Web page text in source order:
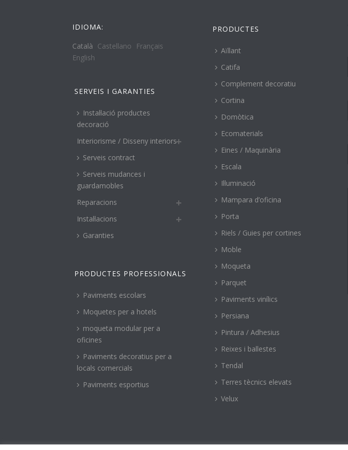
IDIOMA:
Català Castellano
Français
English
SERVEIS I GARANTIES
Instal·lació productes
decoració
Interiorisme / Disseny interiors
Serveis contract
Serveis mudances i
guardamobles
Reparacions
Instal·lacions
Garanties
PRODUCTES PROFESSIONALS
Paviments escolars
Moquetes per a hotels
moqueta modular per a
oficines
Paviments decoratius per a
locals comercials
Paviments esportius
PRODUCTES
Aïllant
Catifa
Complement decoratiu
Cortina
Domòtica
Ecomaterials
Eines / Maquinària
Escala
Il·luminació
Mampara d’oficina
Porta
Riels / Guies per cortines
Moble
Moqueta
Parquet
Paviments vinílics
Persiana
Pintura / Adhesius
Reixes i ballestes
Tendal
Terres tècnics elevats
Velux